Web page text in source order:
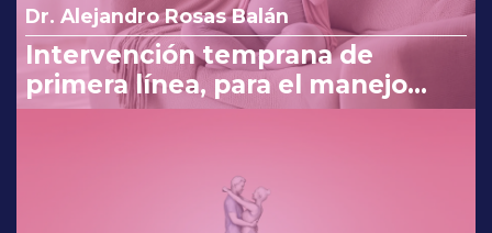
Dr. Alejandro Rosas Balán
Intervención temprana de
primera línea, para el manejo
eficaz en náuseas y vómito del